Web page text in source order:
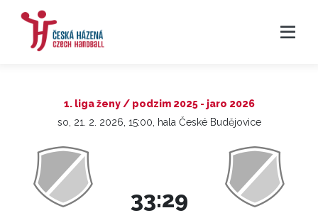
1. liga ženy / podzim 2025 - jaro 2026
so, 21. 2. 2026, 15:00, hala České Budějovice
33:29